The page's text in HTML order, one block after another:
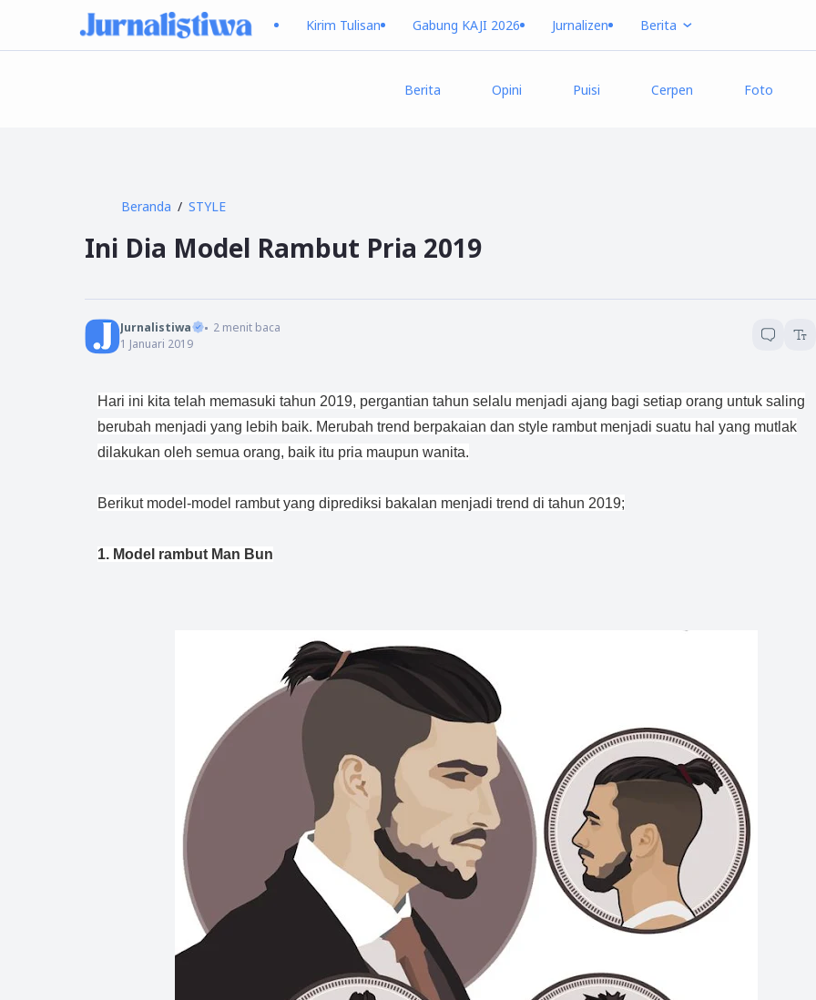
Kirim Tulisan Gabung KAJI 2026 Jurnalizen Berita
Berita Opini Puisi Cerpen Foto
Beranda STYLE
Ini Dia Model Rambut Pria 2019
Jurnalistiwa 2menit baca
1 Januari 2019
Hari ini kita telah memasuki tahun 2019, pergantian tahun selalu menjadi ajang bagi setiap orang untuk saling
berubah menjadi yang lebih baik. Merubah trend berpakaian dan style rambut menjadi suatu hal yang mutlak
dilakukan oleh semua orang, baik itu pria maupun wanita.
Berikut model-model rambut yang diprediksi bakalan menjadi trend di tahun 2019;
1. Model rambut Man Bun